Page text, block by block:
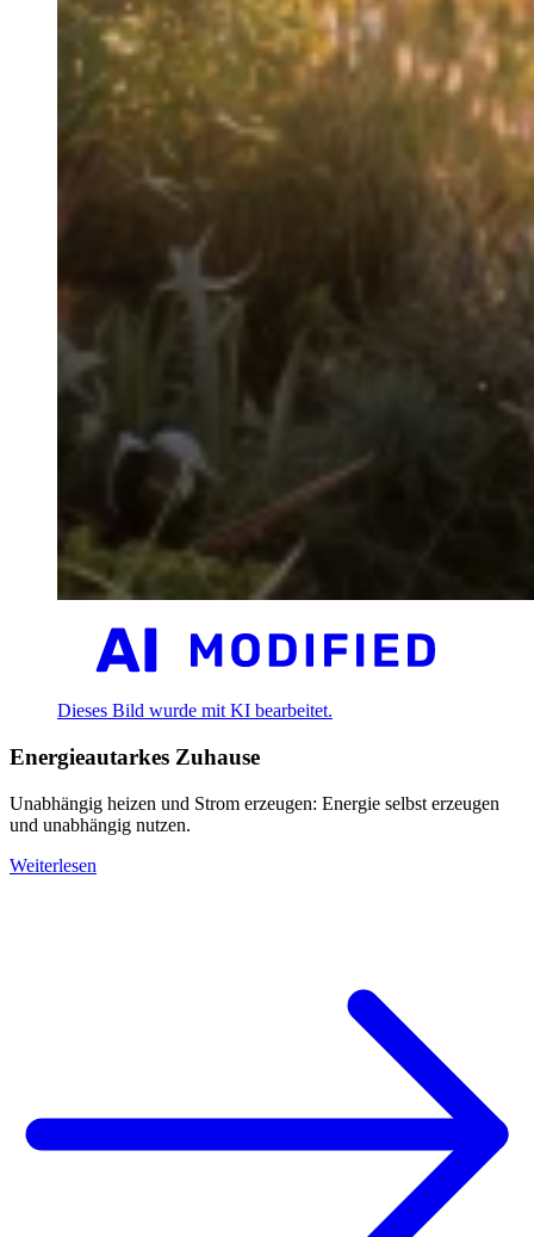
Dieses Bild wurde mit KI bearbeitet.
Energieautarkes Zuhause
Unabhängig heizen und Strom erzeugen: Energie selbst erzeugen
und unabhängig nutzen.
Weiterlesen